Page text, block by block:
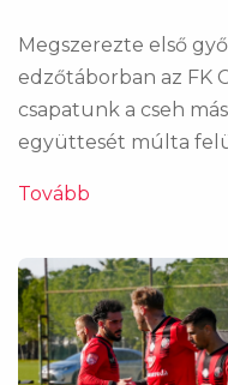
Megszerezte első
edzőtáborban az FK
csapatunk a cseh
együttesét múlta
Tovább